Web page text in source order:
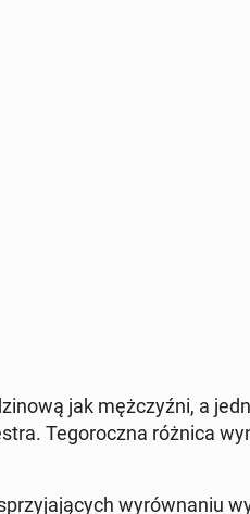
jak męż­czyź­ni, a
Te­go­rocz­na różnica
wy­rów­na­niu